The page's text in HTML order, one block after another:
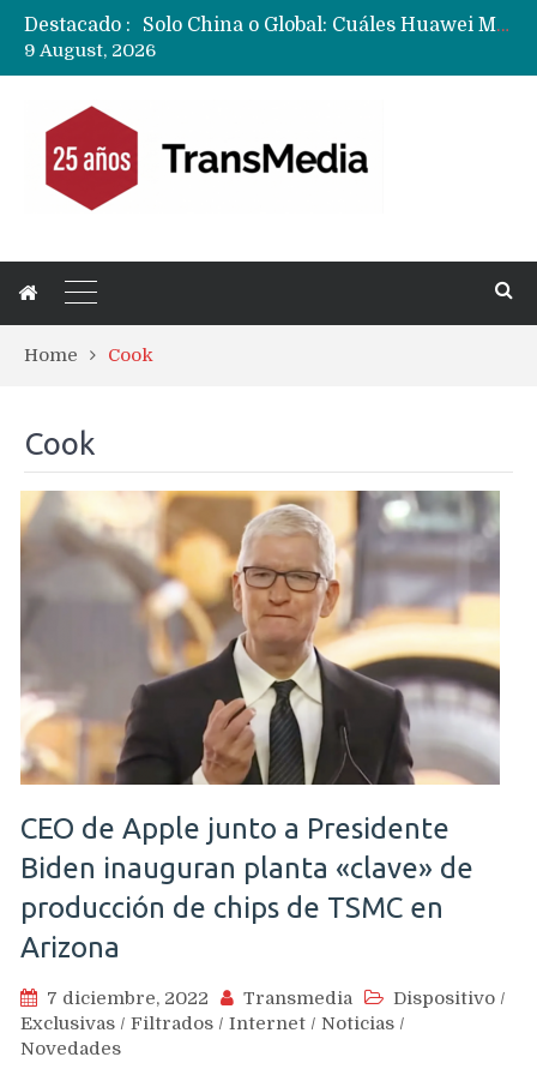
Destacado :
Data Centers de Huawei en Chile, México, Brasil,Perú y Argentina podrían verse afectados por arremetida de EE.UU
9 August, 2026
Home Cook
Cook
CEO de Apple junto a Presidente
Biden inauguran planta «clave» de
producción de chips de TSMC en
Arizona
7 diciembre, 2022 Transmedia Dispositivo /
Exclusivas / Filtrados / Internet / Noticias /
Novedades